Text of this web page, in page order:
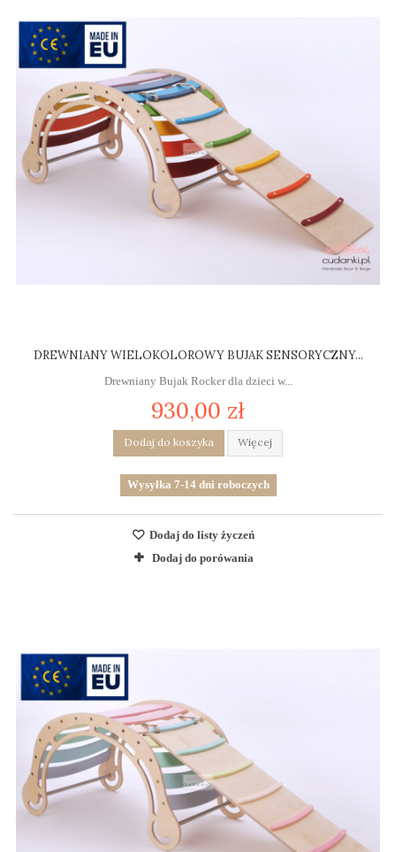
DREWNIANY WIELOKOLOROWY BUJAK SENSORYCZNY...
Drewniany Bujak Rocker dla dzieci w...
930,00 zł
Dodaj do koszyka Więcej
Wysyłka 7-14 dni roboczych
Dodaj do listy życzeń
Dodaj do porówania